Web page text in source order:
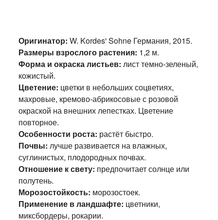
Оригинатор: W. Kordes' Sohne Германия, 2015.
Размеры взрослого растения: 1,2 м.
Форма и окраска листьев: лист темно-зеленый,
кожистый.
Цветение: цветки в небольших соцветиях,
махровые, кремово-абрикосовые с розовой
окраской на внешних лепестках. Цветение
повторное.
Особенности роста: растёт быстро.
Почвы: лучше развивается на влажных,
суглинистых, плодородных почвах.
Отношение к свету: предпочитает солнце или
полутень.
Морозостойкость: морозостоек.
Применение в ландшафте: цветники,
миксбордеры, рокарии.